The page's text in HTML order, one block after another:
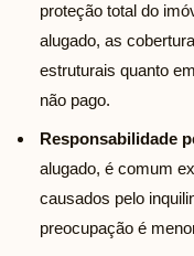
proteção total do
alugado, as
estruturais quanto
não pago.
Responsabilidade
alugado, é comum
causados pelo
preocupação é